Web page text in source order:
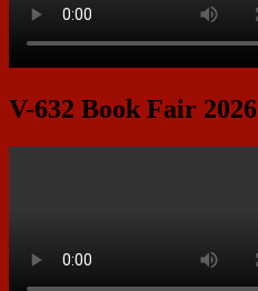
V-632 Book Fair 2026